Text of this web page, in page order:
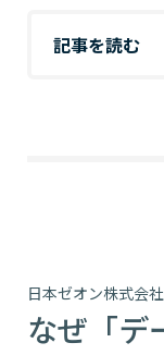
記事を読む
日本ゼオン株式会社
なぜ「デ